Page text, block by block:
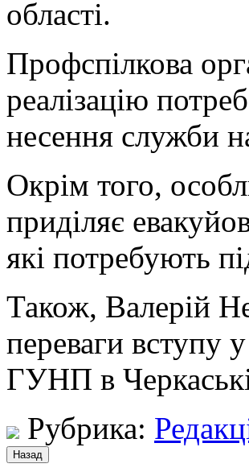
області.
Профспілкова
реалізацію
несення служби
Окрім того,
приділяє
які потребують
Також, Валерій
переваги вступу
ГУНП в
Рубрика: